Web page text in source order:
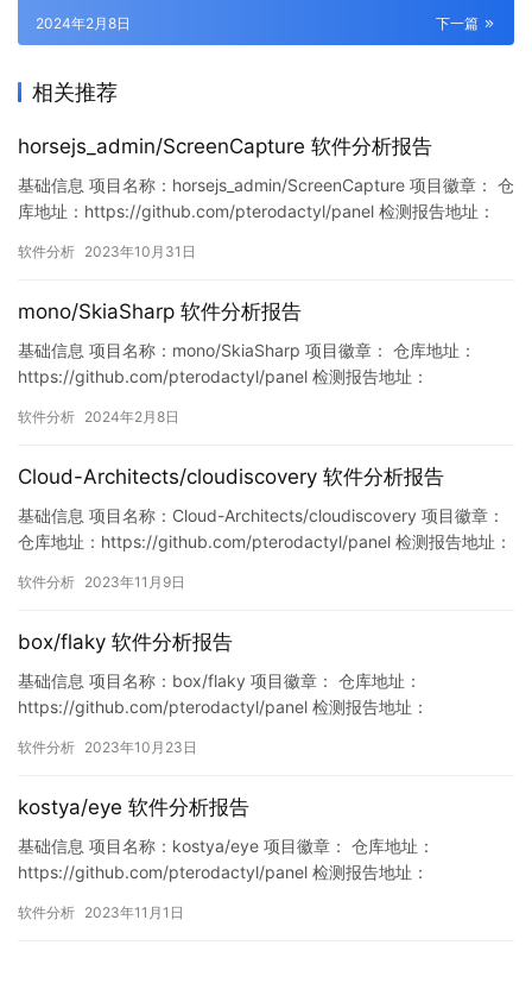
下一篇
2024年2月8日
相关推荐
horsejs_admin/ScreenCapture 软件分析报告
基础信息 项目名称：horsejs_admin/ScreenCapture 项目徽章： 仓
库地址：https://github.com/pterodactyl/panel 检测报告地址：
83648/1719173634106982400 此报告由Mu…
软件分析 2023年10月31日
mono/SkiaSharp 软件分析报告
基础信息 项目名称：mono/SkiaSharp 项目徽章： 仓库地址：
https://github.com/pterodactyl/panel 检测报告地址：
94976/1755419225318756352 此报告由Murphysec提供 漏洞
软件分析 2024年2月8日
Cloud-Architects/cloudiscovery 软件分析报告
基础信息 项目名称：Cloud-Architects/cloudiscovery 项目徽章：
仓库地址：https://github.com/pterodactyl/panel 检测报告地址：
37568/1722377867043774464 此报告…
软件分析 2023年11月9日
box/flaky 软件分析报告
基础信息 项目名称：box/flaky 项目徽章： 仓库地址：
https://github.com/pterodactyl/panel 检测报告地址：
40064/1716433094269599744 此报告由Murphysec提供 漏洞
软件分析 2023年10月23日
kostya/eye 软件分析报告
基础信息 项目名称：kostya/eye 项目徽章： 仓库地址：
https://github.com/pterodactyl/panel 检测报告地址：
93472/1719534023399309312 此报告由Murphysec提供 漏洞列
软件分析 2023年11月1日